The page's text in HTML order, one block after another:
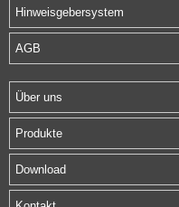
Hinweisgebersystem
AGB
Über uns
Produkte
Download